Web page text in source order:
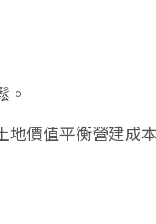
。
地價值平衡營建成